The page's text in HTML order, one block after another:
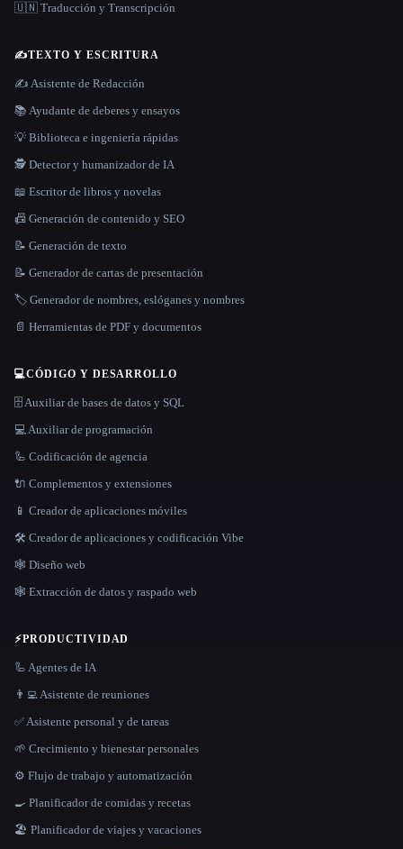
🇺🇳 Traducción y Transcripción
✍️TEXTO Y ESCRITURA
✍️ Asistente de Redacción
📚 Ayudante de deberes y ensayos
💡 Biblioteca e ingeniería rápidas
🕵️ Detector y humanizador de IA
📖 Escritor de libros y novelas
📠 Generación de contenido y SEO
📝 Generación de texto
📝 Generador de cartas de presentación
🏷️ Generador de nombres, eslóganes y nombres
📄 Herramientas de PDF y documentos
💻CÓDIGO Y DESARROLLO
🗄️ Auxiliar de bases de datos y SQL
💻 Auxiliar de programación
🦾 Codificación de agencia
🔌 Complementos y extensiones
📱 Creador de aplicaciones móviles
🛠️ Creador de aplicaciones y codificación Vibe
🕸 Diseño web
🕸️ Extracción de datos y raspado web
⚡PRODUCTIVIDAD
🦾 Agentes de IA
👨‍💻 Asistente de reuniones
✅ Asistente personal y de tareas
🌱 Crecimiento y bienestar personales
⚙️ Flujo de trabajo y automatización
🍳 Planificador de comidas y recetas
🏖 Planificador de viajes y vacaciones